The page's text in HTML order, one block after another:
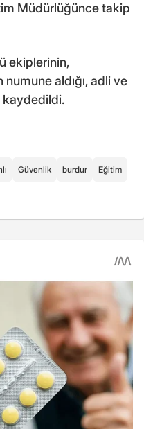
Müdürlüğünce takip
ekiplerinin,
aldığı, adli ve
kaydedildi.
Güvenlik burdur Eğitim